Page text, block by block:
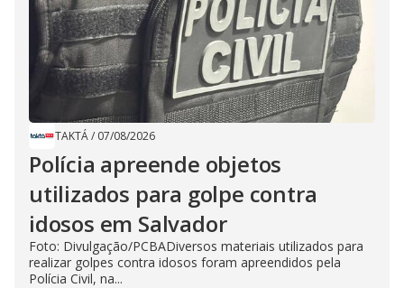
TAKTÁ/ 07/08/2026
Polícia apreende objetos
utilizados para golpe contra
idosos em Salvador
Foto: Divulgação/PCBADiversos materiais utilizados para
realizar golpes contra idosos foram apreendidos pela
Polícia Civil, na...